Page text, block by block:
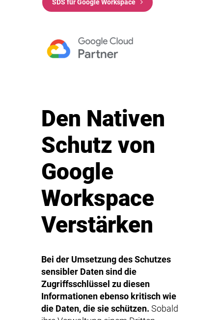
SDS für Google Workspace
Den Nativen
Schutz von
Google
Workspace
Verstärken
Bei der Umsetzung des Schutzes
sensibler Daten sind die
Zugriffsschlüssel zu diesen
Informationen ebenso kritisch wie
die Daten, die sie schützen. Sobald